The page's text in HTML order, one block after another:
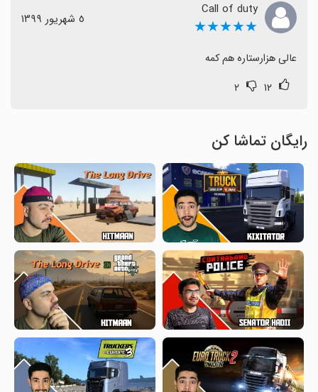
Call of duty
★★★★★ ٥ شهریور ١٣٩٩
عالی هزارستاره هم کمه
۱۲ ۲
رایگان تماشا کن